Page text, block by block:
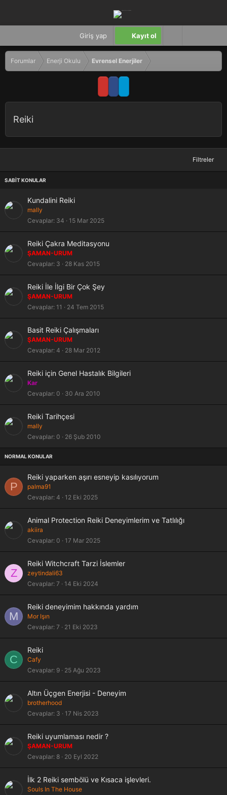
Giriş yap Kayıt ol
Forumlar Enerji Okulu Evrensel Enerjiler
Reiki
Filtreler
Kundalini Reiki
mally
Cevaplar 34 15 Mar 2025
Reiki Çakra Meditasyonu
ŞAMAN-URUM
Cevaplar 3 28 Kas 2015
Reiki İle İlgi Bir Çok Şey
ŞAMAN-URUM
Cevaplar 11 24 Tem 2015
Basit Reiki Çalışmaları
ŞAMAN-URUM
Cevaplar 4 28 Mar 2012
Reiki için Genel Hastalık Bilgileri
Kar
Cevaplar 0 30 Ara 2010
Reiki Tarihçesi
mally
Cevaplar 0 26 Şub 2010
P
Reiki yaparken aşırı esneyip kasılıyorum
palma91
Cevaplar 4 12 Eki 2025
Animal Protection Reiki Deneyimlerim ve Tatlılığı
akiira
Cevaplar 0 17 Mar 2025
Z
Reiki Witchcraft Tarzi İslemler
zeytindali63
Cevaplar 7 14 Eki 2024
M
Reiki deneyimim hakkında yardım
Mor Işın
Cevaplar 7 21 Eki 2023
C
Reiki
Cafy
Cevaplar 9 25 Ağu 2023
Altın Üçgen Enerjisi - Deneyim
brotherhood
Cevaplar 3 17 Nis 2023
Reiki uyumlaması nedir ?
ŞAMAN-URUM
Cevaplar 8 20 Eyl 2022
İlk 2 Reiki sembölü ve Kısaca işlevleri.
Souls In The House